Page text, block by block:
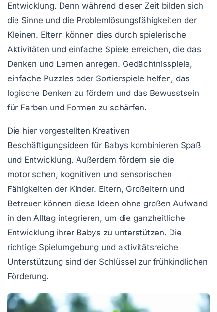
Entwicklung. Denn während dieser Zeit bilden sich
die Sinne und die Problemlösungsfähigkeiten der
Kleinen. Eltern können dies durch spielerische
Aktivitäten und einfache Spiele erreichen, die das
Denken und Lernen anregen. Gedächtnisspiele,
einfache Puzzles oder Sortierspiele helfen, das
logische Denken zu fördern und das Bewusstsein
für Farben und Formen zu schärfen.
Die hier vorgestellten Kreativen
Beschäftigungsideen für Babys kombinieren Spaß
und Entwicklung. Außerdem fördern sie die
motorischen, kognitiven und sensorischen
Fähigkeiten der Kinder. Eltern, Großeltern und
Betreuer können diese Ideen ohne großen Aufwand
in den Alltag integrieren, um die ganzheitliche
Entwicklung ihrer Babys zu unterstützen. Die
richtige Spielumgebung und aktivitätsreiche
Unterstützung sind der Schlüssel zur frühkindlichen
Förderung.